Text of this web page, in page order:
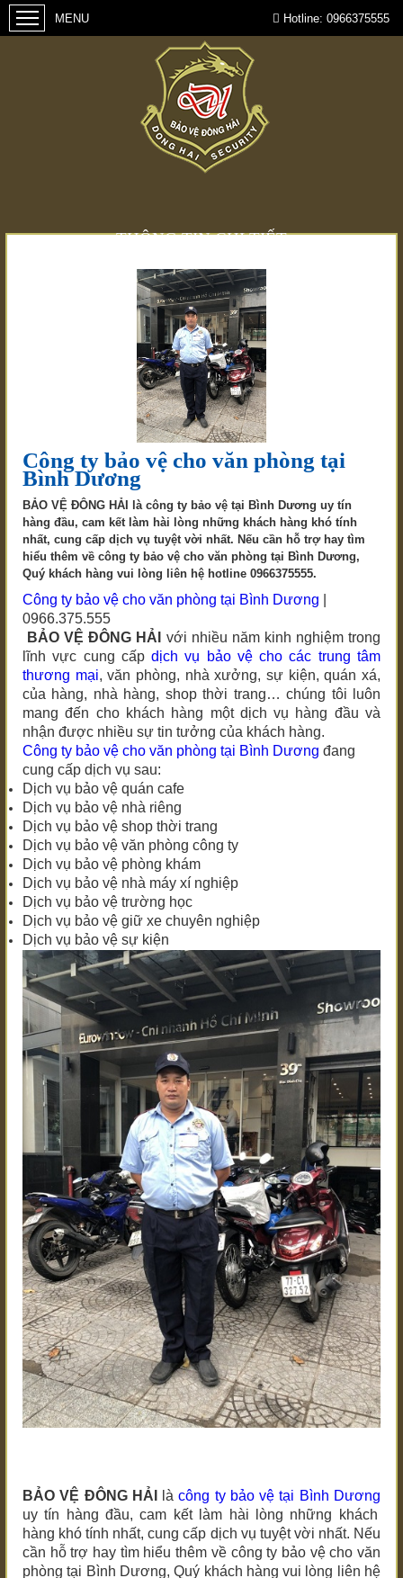
Hotline: 0966375555
THÔNG TIN CHI TIẾT
Công ty bảo vệ cho văn phòng tại
Bình Dương
BẢO VỆ ĐÔNG HẢI là công ty bảo vệ tại Bình Dương uy tín
hàng đầu, cam kết làm hài lòng những khách hàng khó tính
nhất, cung cấp dịch vụ tuyệt vời nhất. Nếu cần hỗ trợ hay tìm
hiểu thêm về công ty bảo vệ cho văn phòng tại Bình Dương,
Quý khách hàng vui lòng liên hệ hotline 0966375555.
Công ty bảo vệ cho văn phòng tại Bình Dương
0966.375.555
BẢO VỆ ĐÔNG HẢI với nhiều năm kinh nghiệm trong
lĩnh vực cung cấpdịch vụ bảo vệ cho các trung tâm
thương mại, văn phòng, nhà xưởng, sự kiện, quán xá,
của hàng, nhà hàng, shop thời trang… chúng tôi luôn
mang đến cho khách hàng một dịch vụ hàng đầu và
nhận được nhiều sự tin tưởng của khách hàng.
Công ty bảo vệ cho văn phòng tại Bình Dương đang
cung cấp dịch vụ sau:
Dịch vụ bảo vệ quán cafe
Dịch vụ bảo vệ nhà riêng
Dịch vụ bảo vệ shop thời trang
Dịch vụ bảo vệ văn phòng công ty
Dịch vụ bảo vệ phòng khám
Dịch vụ bảo vệ nhà máy xí nghiệp
Dịch vụ bảo vệ trường học
Dịch vụ bảo vệ giữ xe chuyên nghiệp
Dịch vụ bảo vệ sự kiện
BẢO VỆ ĐÔNG HẢI làcông ty bảo vệtại Bình Dương
uy tín hàng đầu, cam kết làm hài lòng những khách
hàng khó tính nhất, cung cấp dịch vụ tuyệt vời nhất. Nếu
cần hỗ trợ hay tìm hiểu thêm về công ty bảo vệ cho văn
phòngtại Bình Dương, Quý khách hàng vui lòng liên hệ